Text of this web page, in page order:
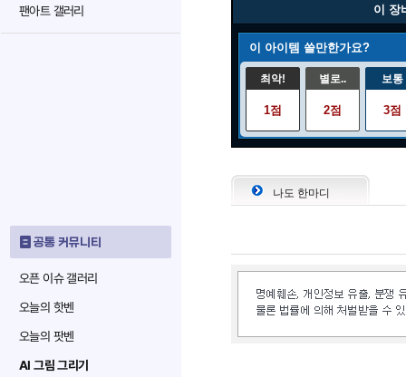
팬아트 갤러리
공통 커뮤니티
오픈 이슈 갤러리
오늘의 핫벤
오늘의 팟벤
AI 그림 그리기
이 장
이 아이템 쓸만한가요?
최악!
1점
별로..
2점
보통
3점
나도 한마디